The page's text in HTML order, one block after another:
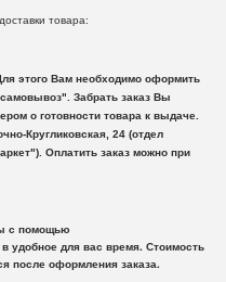
товара:
этого Вам необходимо оформить
Забрать заказ Вы
о готовности товара к выдаче.
Кругликовская, 24 (отдел
Оплатить заказ можно при
с помощью
удобное для вас время. Стоимость
после оформления заказа.